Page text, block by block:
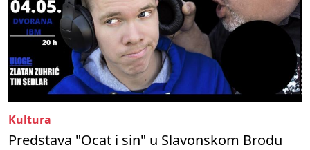
Kultura
Predstava "Ocat i sin" u Slavonskom Brodu